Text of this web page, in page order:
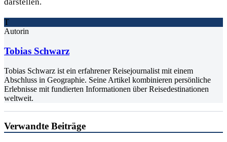
T
Autorin
Tobias Schwarz
Tobias Schwarz ist ein erfahrener Reisejournalist mit einem
Abschluss in Geographie. Seine Artikel kombinieren persönliche
Erlebnisse mit fundierten Informationen über Reisedestinationen
weltweit.
Verwandte Beiträge